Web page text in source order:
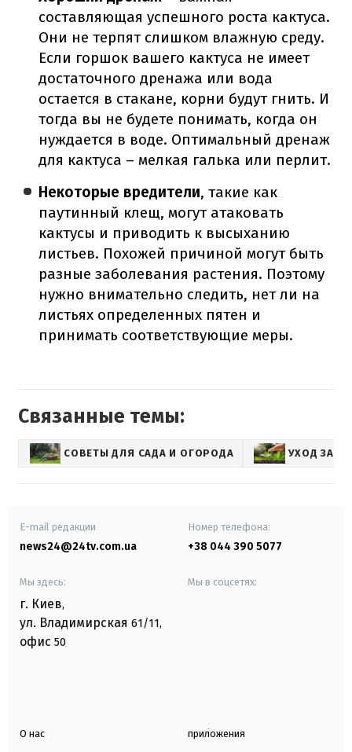
составляющая успешного роста кактуса.
Они не терпят слишком влажную среду.
Если горшок вашего кактуса не имеет
достаточного дренажа или вода
остается в стакане, корни будут гнить. И
тогда вы не будете понимать, когда он
нуждается в воде. Оптимальный дренаж
для кактуса – мелкая галька или перлит.
Некоторые вредители, такие как
паутинный клещ, могут атаковать
кактусы и приводить к высыханию
листьев. Похожей причиной могут быть
разные заболевания растения. Поэтому
нужно внимательно следить, нет ли на
листьях определенных пятен и
принимать соответствующие меры.
Связанные темы:
СОВЕТЫ ДЛЯ САДА И ОГОРОДА УХОД ЗА
E-mail редакции
news24@24tv.com.ua
Номер телефона:
+38 044 390 5077
Мы здесь:
г. Киев,
ул. Владимирская 61/11,
офис 50
Мы в соцсетях:
О нас приложения